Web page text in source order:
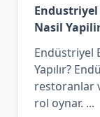
Nasil
Endüstriyel
Yapılır?
restoranlar
rol oynar. ...